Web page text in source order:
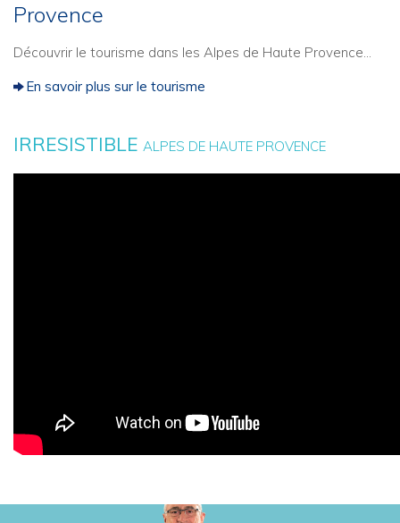
Provence
Découvrir le tourisme dans les Alpes de Haute Provence...
En savoir plus sur le tourisme
IRRESISTIBLE ALPES DE HAUTE PROVENCE